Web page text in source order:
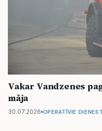
Vakar Vandzenes
māja
30.07.2026 OPERATĪVIE